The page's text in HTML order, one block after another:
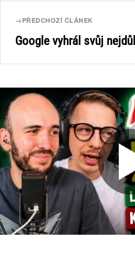
→ PŘEDCHOZÍ ČLÁNEK
Google vyhrál svůj